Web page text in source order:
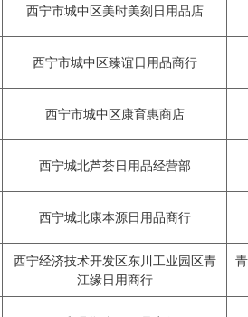
西宁市城中区美时美刻日用品店
西宁市城中区臻谊日用品商行
西宁市城中区康育惠商店
西宁城北芦荟日用品经营部
西宁城北康本源日用品商行
西宁经济技术开发区东川工业园区青
江缘日用商行